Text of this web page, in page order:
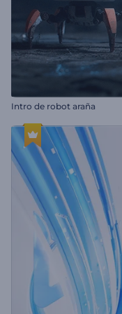
Intro de robot araña